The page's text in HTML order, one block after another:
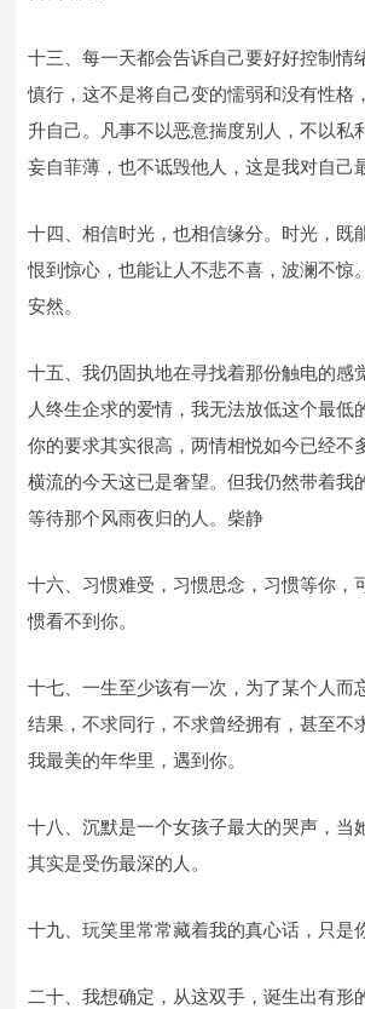
十三、每一天都会告诉自己要好好控制情
慎行，这不是将自己变的懦弱和没有性格
升自己。凡事不以恶意揣度别人，不以私
妄自菲薄，也不诋毁他人，这是我对自己
十四、相信时光，也相信缘分。时光，既
恨到惊心，也能让人不悲不喜，波澜不惊
安然。
十五、我仍固执地在寻找着那份触电的感
人终生企求的爱情，我无法放低这个最低
你的要求其实很高，两情相悦如今已经不
横流的今天这已是奢望。但我仍然带着我
等待那个风雨夜归的人。柴静
十六、习惯难受，习惯思念，习惯等你，
惯看不到你。
十七、一生至少该有一次，为了某个人而
结果，不求同行，不求曾经拥有，甚至不
我最美的年华里，遇到你。
十八、沉默是一个女孩子最大的哭声，当
其实是受伤最深的人。
十九、玩笑里常常藏着我的真心话，只是
二十、我想确定，从这双手，诞生出有形